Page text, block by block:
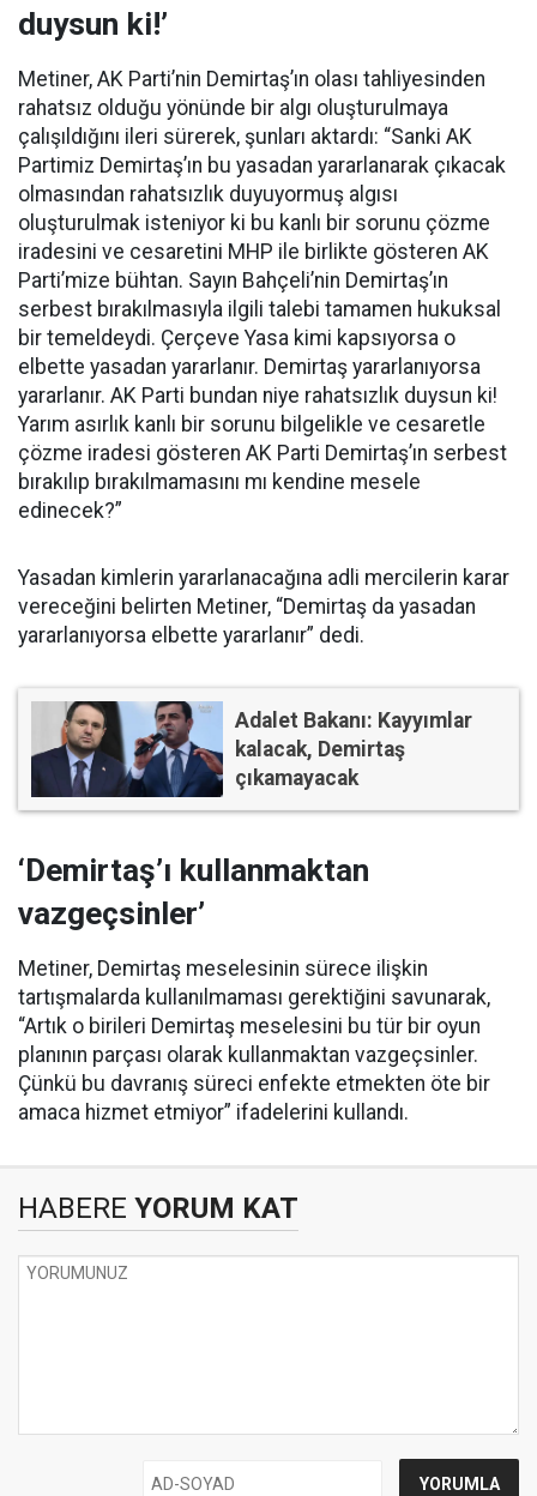
duysun ki!’
Metiner, AK Parti’nin Demirtaş’ın olası tahliyesinden
rahatsız olduğu yönünde bir algı oluşturulmaya
çalışıldığını ileri sürerek, şunları aktardı: “Sanki AK
Partimiz Demirtaş’ın bu yasadan yararlanarak çıkacak
olmasından rahatsızlık duyuyormuş algısı
oluşturulmak isteniyor ki bu kanlı bir sorunu çözme
iradesini ve cesaretini MHP ile birlikte gösteren AK
Parti’mize bühtan. Sayın Bahçeli’nin Demirtaş’ın
serbest bırakılmasıyla ilgili talebi tamamen hukuksal
bir temeldeydi. Çerçeve Yasa kimi kapsıyorsa o
elbette yasadan yararlanır. Demirtaş yararlanıyorsa
yararlanır. AK Parti bundan niye rahatsızlık duysun ki!
Yarım asırlık kanlı bir sorunu bilgelikle ve cesaretle
çözme iradesi gösteren AK Parti Demirtaş’ın serbest
bırakılıp bırakılmamasını mı kendine mesele
edinecek?”
Yasadan kimlerin yararlanacağına adli mercilerin karar
vereceğini belirten Metiner, “Demirtaş da yasadan
yararlanıyorsa elbette yararlanır” dedi.
Adalet Bakanı: Kayyımlar
kalacak, Demirtaş
çıkamayacak
‘Demirtaş’ı kullanmaktan
vazgeçsinler’
Metiner, Demirtaş meselesinin sürece ilişkin
tartışmalarda kullanılmaması gerektiğini savunarak,
“Artık o birileri Demirtaş meselesini bu tür bir oyun
planının parçası olarak kullanmaktan vazgeçsinler.
Çünkü bu davranış süreci enfekte etmekten öte bir
amaca hizmet etmiyor” ifadelerini kullandı.
HABERE YORUM KAT